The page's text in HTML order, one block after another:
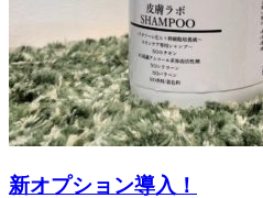
新オプション導入！